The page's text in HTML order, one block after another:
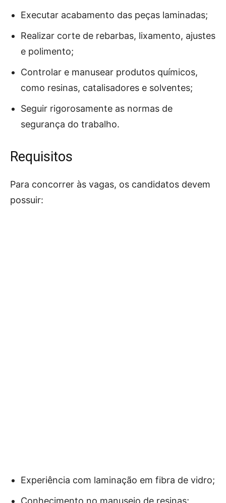
Executar acabamento das peças laminadas;
Realizar corte de rebarbas, lixamento, ajustes
e polimento;
Controlar e manusear produtos químicos,
como resinas, catalisadores e solventes;
Seguir rigorosamente as normas de
segurança do trabalho.
Requisitos
Para concorrer às vagas, os candidatos devem
possuir:
Experiência com laminação em fibra de vidro;
Conhecimento no manuseio de resinas;